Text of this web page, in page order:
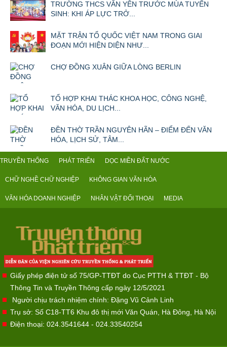
TRƯỜNG THCS VĂN YÊN TRƯỚC MÙA TUYỂN
SINH: KHI ÁP LỰC TRỞ...
MẶT TRẬN TỔ QUỐC VIỆT NAM TRONG GIAI
ĐOẠN MỚI HIỆN DIỆN NHƯ...
CHỢ ĐỒNG XUÂN GIỮA LÒNG BERLIN
TỔ HỢP KHAI THÁC KHOA HỌC, CÔNG NGHỆ,
VĂN HÓA, DU LỊCH...
ĐỀN THỜ TRẦN NGUYÊN HÃN – ĐIỂM ĐẾN VĂN
HÓA, LỊCH SỬ, TÂM...
TRUYỀN THỐNG PHÁT TRIỂN DỌC MIỀN ĐẤT NƯỚC
CHỮ NGHỀ CHỮ NGHIỆP KHÔNG GIAN VĂN HÓA
VĂN HÓA DOANH NGHIỆP NHÂN VẬT ĐỐI THOẠI MEDIA
Giấy phép điện tử số 75/GP-TTĐT do Cục PTTH & TTĐT - Bộ
Thông Tin và Truyền Thông cấp ngày 12/5/2021
Người chịu trách nhiệm chính: Đặng Vũ Cảnh Linh
Trụ sở: Số C18-TT6 Khu đô thị mới Văn Quán, Hà Đông, Hà Nội
Điện thoại: 024.3541644 - 024.33540254